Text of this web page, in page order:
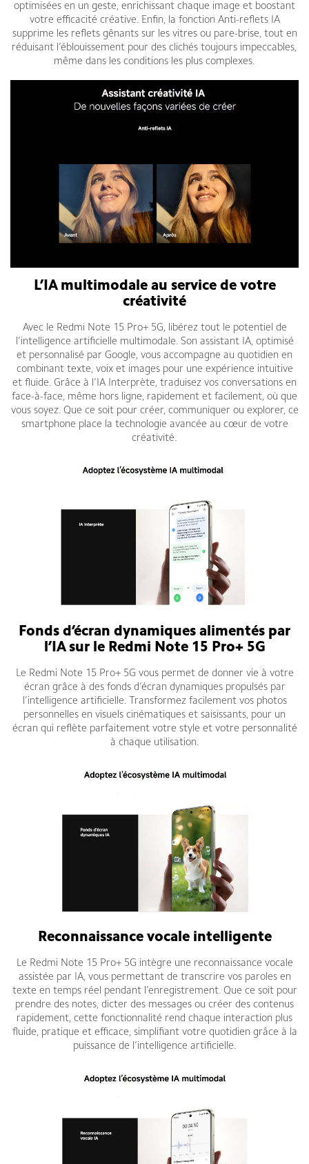
optimisées en un geste, enrichissant chaque image et boostant
votre efficacité créative. Enfin, la fonction Anti-reflets IA
supprime les reflets gênants sur les vitres ou pare-brise, tout en
réduisant l’éblouissement pour des clichés toujours impeccables,
même dans les conditions les plus complexes.
L’IA multimodale au service de votre
créativité
Avec le Redmi Note 15 Pro+ 5G, libérez tout le potentiel de
l’intelligence artificielle multimodale. Son assistant IA, optimisé
et personnalisé par Google, vous accompagne au quotidien en
combinant texte, voix et images pour une expérience intuitive
et fluide. Grâce à l’IA Interprète, traduisez vos conversations en
face-à-face, même hors ligne, rapidement et facilement, où que
vous soyez. Que ce soit pour créer, communiquer ou explorer, ce
smartphone place la technologie avancée au cœur de votre
créativité.
Fonds d’écran dynamiques alimentés par
l’IA sur le Redmi Note 15 Pro+ 5G
Le Redmi Note 15 Pro+ 5G vous permet de donner vie à votre
écran grâce à des fonds d’écran dynamiques propulsés par
l’intelligence artificielle. Transformez facilement vos photos
personnelles en visuels cinématiques et saisissants, pour un
écran qui reflète parfaitement votre style et votre personnalité
à chaque utilisation.
Reconnaissance vocale intelligente
Le Redmi Note 15 Pro+ 5G intègre une reconnaissance vocale
assistée par IA, vous permettant de transcrire vos paroles en
texte en temps réel pendant l’enregistrement. Que ce soit pour
prendre des notes, dicter des messages ou créer des contenus
rapidement, cette fonctionnalité rend chaque interaction plus
fluide, pratique et efficace, simplifiant votre quotidien grâce à la
puissance de l’intelligence artificielle.